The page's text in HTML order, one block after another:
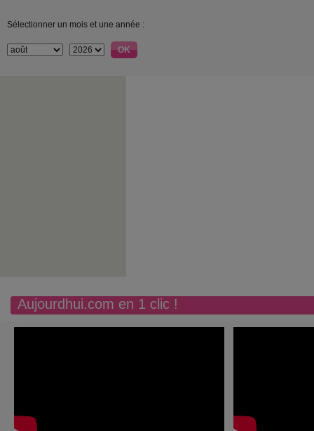
Sélectionner un mois et une année :
Aujourdhui.com en 1 clic !